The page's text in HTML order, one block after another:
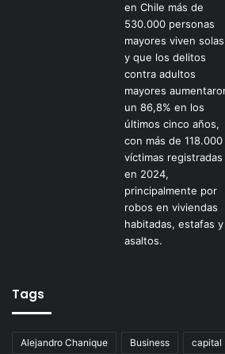
Tags
Alejandro Chanique Business capital